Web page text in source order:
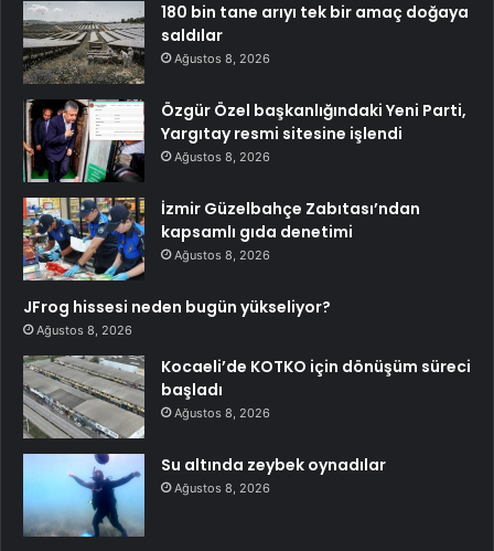
180 bin tane arıyı tek bir amaç doğaya
saldılar
Ağustos 8, 2026
Özgür Özel başkanlığındaki Yeni Parti,
Yargıtay resmi sitesine işlendi
Ağustos 8, 2026
İzmir Güzelbahçe Zabıtası’ndan
kapsamlı gıda denetimi
Ağustos 8, 2026
JFrog hissesi neden bugün yükseliyor?
Ağustos 8, 2026
Kocaeli’de KOTKO için dönüşüm süreci
başladı
Ağustos 8, 2026
Su altında zeybek oynadılar
Ağustos 8, 2026